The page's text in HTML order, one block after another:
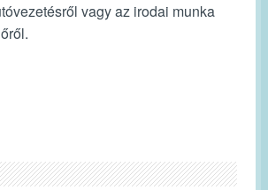
vagy az irodai munka